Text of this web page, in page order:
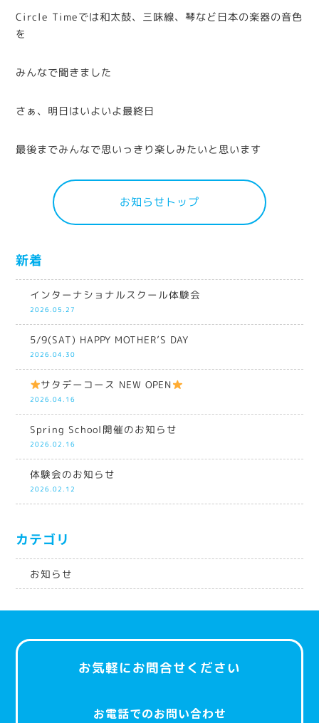
Circle Timeでは和太鼓、三味線、琴など日本の楽器の音色
を
みんなで聞きました
さぁ、明日はいよいよ最終日
最後までみんなで思いっきり楽しみたいと思います
お知らせトップ
新着
インターナショナルスクール体験会
2026.05.27
5/9(SAT) HAPPY MOTHER’S DAY
2026.04.30
サタデーコース NEW OPEN
2026.04.16
Spring School開催のお知らせ
2026.02.16
体験会のお知らせ
2026.02.12
カテゴリ
お知らせ
お気軽にお問合せください
お電話でのお問い合わせ